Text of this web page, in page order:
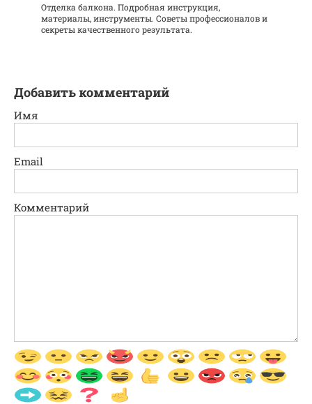
Отделка балкона. Подробная инструкция,
материалы, инструменты. Советы профессионалов и
секреты качественного результата.
Добавить комментарий
Имя
Email
Комментарий